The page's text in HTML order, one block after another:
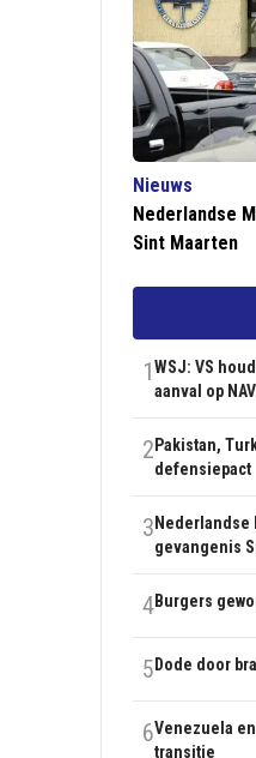
Nieuws
Nederlandse
Sint Maarten
1WSJ: VS
aanval op
2 Pakistan,
defensiepact
3
gevangenis
4Burgers
5 Dode door
6Venezuela
transitie